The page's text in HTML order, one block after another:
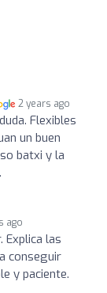
2 years ago
Flexibles
un buen
batxi y la
ago
Explica las
conseguir
y paciente.